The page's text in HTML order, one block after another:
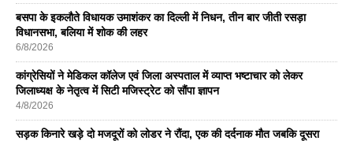
बसपा के इकलाैते विधायक उमाशंकर का दिल्ली में निधन, तीन बार जीती रसड़ा
विधानसभा, बलिया में शोक की लहर
6/8/2026
कांग्रेसियों ने मेडिकल कॉलेज एवं जिला अस्पताल में व्याप्त भष्टाचार को लेकर
जिलाध्यक्ष के नेतृत्व में सिटी मजिस्ट्रेट को सौंपा ज्ञापन
4/8/2026
सड़क किनारे खड़े दो मजदूरों को लोडर ने रौंदा, एक की दर्दनाक मौत जबकि दूसरा